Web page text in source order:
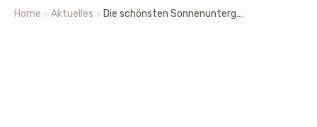
Home Aktuelles Die schönsten Sonnenuntergänge in Spanien: Top Spots für deinen Urlaub